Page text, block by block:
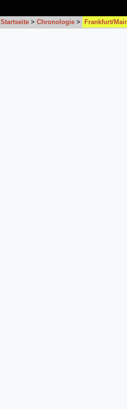
Startseite > Chronologie > Frankfurt/